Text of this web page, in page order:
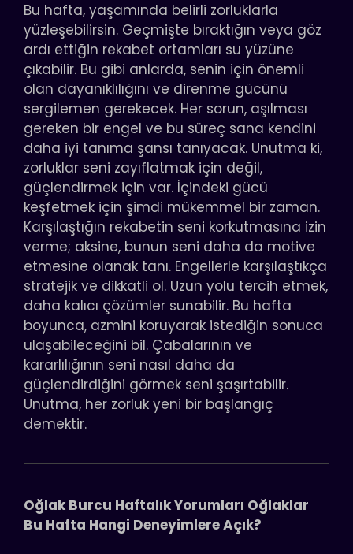
Bu hafta, yaşamında belirli zorluklarla
yüzleşebilirsin. Geçmişte bıraktığın veya göz
ardı ettiğin rekabet ortamları su yüzüne
çıkabilir. Bu gibi anlarda, senin için önemli
olan dayanıklılığını ve direnme gücünü
sergilemen gerekecek. Her sorun, aşılması
gereken bir engel ve bu süreç sana kendini
daha iyi tanıma şansı tanıyacak. Unutma ki,
zorluklar seni zayıflatmak için değil,
güçlendirmek için var. İçindeki gücü
keşfetmek için şimdi mükemmel bir zaman.
Karşılaştığın rekabetin seni korkutmasına izin
verme; aksine, bunun seni daha da motive
etmesine olanak tanı. Engellerle karşılaştıkça
stratejik ve dikkatli ol. Uzun yolu tercih etmek,
daha kalıcı çözümler sunabilir. Bu hafta
boyunca, azmini koruyarak istediğin sonuca
ulaşabileceğini bil. Çabalarının ve
kararlılığının seni nasıl daha da
güçlendirdiğini görmek seni şaşırtabilir.
Unutma, her zorluk yeni bir başlangıç
demektir.
Oğlak Burcu Haftalık Yorumları Oğlaklar
Bu Hafta Hangi Deneyimlere Açık?